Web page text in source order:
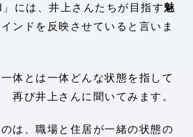
には、井上さんたちが目指す魅
ンドを反映させていると言いま
体とは一体どんな状態を指して
再び井上さんに聞いてみます。
のは、職場と住居が一緒の状態の